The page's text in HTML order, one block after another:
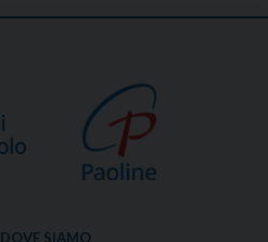
DOVE SIAMO